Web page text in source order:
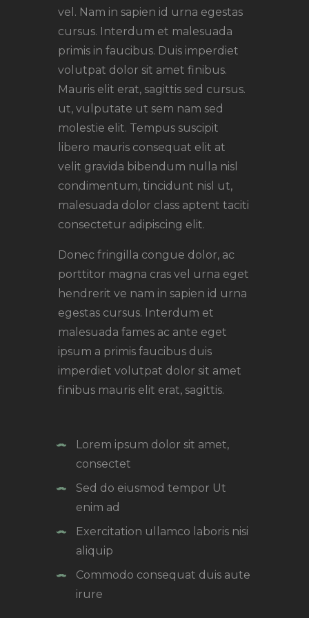
vel. Nam in sapien id urna egestas
cursus. Interdum et malesuada
primis in faucibus. Duis imperdiet
volutpat dolor sit amet finibus.
Mauris elit erat, sagittis sed cursus.
ut, vulputate ut sem nam sed
molestie elit. Tempus suscipit
libero mauris consequat elit at
velit gravida bibendum nulla nisl
condimentum, tincidunt nisl ut,
malesuada dolor class aptent taciti
consectetur adipiscing elit.
Donec fringilla congue dolor, ac
porttitor magna cras vel urna eget
hendrerit ve nam in sapien id urna
egestas cursus. Interdum et
malesuada fames ac ante eget
ipsum a primis faucibus duis
imperdiet volutpat dolor sit amet
finibus mauris elit erat, sagittis.
Lorem ipsum dolor sit amet,
consectet
Sed do eiusmod tempor Ut
enim ad
Exercitation ullamco laboris nisi
aliquip
Commodo consequat duis aute
irure